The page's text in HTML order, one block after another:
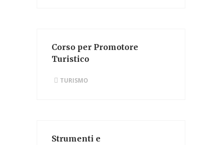
Corso per Promotore
Turistico
TURISMO
Strumenti e